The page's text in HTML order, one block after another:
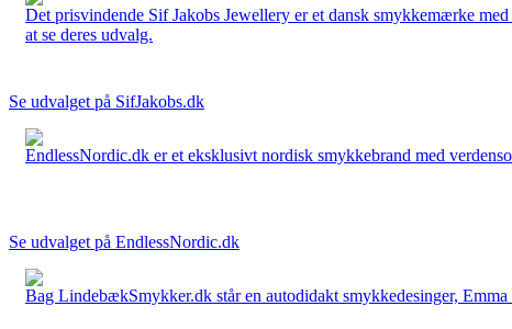
Det prisvindende Sif Jakobs Jewellery er et dansk smykkemærke
at se deres udvalg.
Se udvalget på SifJakobs.dk
EndlessNordic.dk er et eksklusivt nordisk smykkebrand med
Se udvalget på EndlessNordic.dk
Bag LindebækSmykker.dk står en autodidakt smykkedesinger,